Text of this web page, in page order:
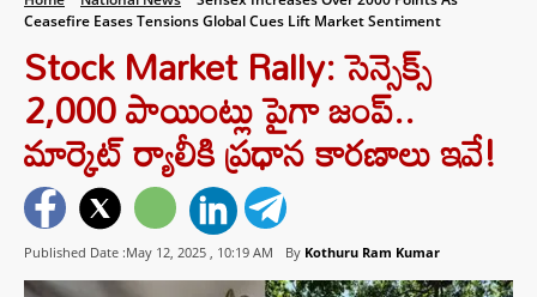
Ceasefire Eases Tensions Global Cues Lift Market Sentiment
Stock Market Rally: సెన్సెక్స్
2,000 పాయింట్లు పైగా జంప్..
మార్కెట్ ర్యాలీకి ప్రధాన కారణాలు ఇవే!
Published Date :May 12, 2025 , 10:19 AM By Kothuru Ram Kumar